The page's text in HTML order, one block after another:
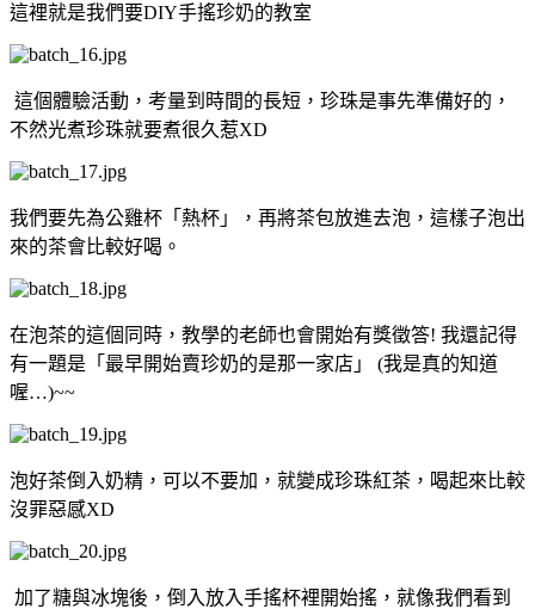
這裡就是我們要DIY手搖珍奶的教室
這個體驗活動，考量到時間的長短，珍珠是事先準備好的，
不然光煮珍珠就要煮很久惹XD
我們要先為公雞杯「熱杯」，再將茶包放進去泡，這樣子泡出
來的茶會比較好喝。
在泡茶的這個同時，教學的老師也會開始有獎徵答! 我還記得
有一題是「最早開始賣珍奶的是那一家店」 (我是真的知道
喔…)~~
泡好茶倒入奶精，可以不要加，就變成珍珠紅茶，喝起來比較
沒罪惡感XD
加了糖與冰塊後，倒入放入手搖杯裡開始搖，就像我們看到